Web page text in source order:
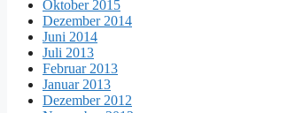
Oktober 2015
Dezember 2014
Juni 2014
Juli 2013
Februar 2013
Januar 2013
Dezember 2012